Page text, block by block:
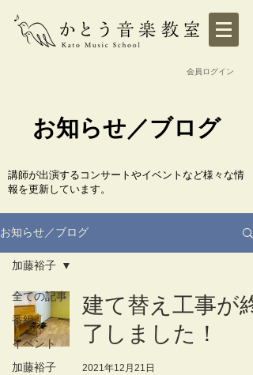
会員ログイン
​お知らせ／ブログ
​講師が出演するコンサートやイベントなど様々な情
報を更新しています。
お知らせ／ブログ
全ての記事
番組
イベント
加藤裕子
加藤裕子
建て替え工事が終
了しました！
2021年12月21日